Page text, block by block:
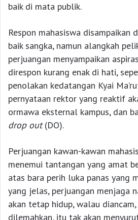
baik di mata publik.
Respon mahasiswa disampaikan
baik sangka, namun alangkah
perjuangan menyampaikan
direspon kurang enak di hati,
penolakan kedatangan Kyai
pernyataan rektor yang reaktif
ormawa eksternal kampus, dan
drop out(DO).
Perjuangan kawan-kawan
menemui tantangan yang amat
atas bara perih luka panas yang
yang jelas, perjuangan menjaga
akan tetap hidup, walau
dilemahkan, itu tak akan